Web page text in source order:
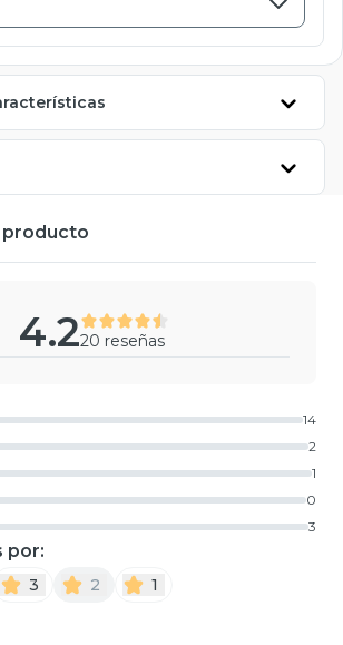
producto
4.220 reseñas
14
2
1
0
3
por:
3 2 1